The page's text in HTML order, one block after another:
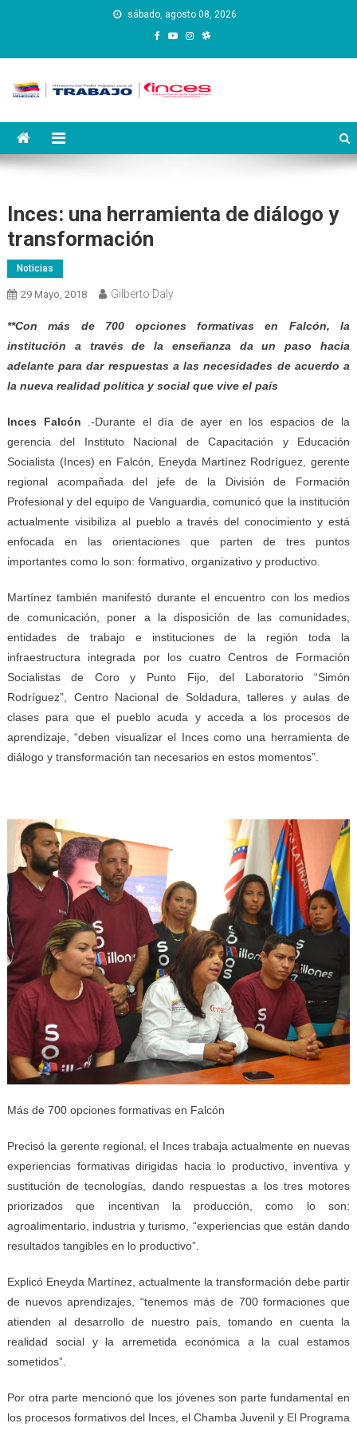
sábado, agosto 08, 2026
Instituto Nacional de
Capacitación y Educación
Inces: una herramienta de diálogo y
transformación
Noticias
29 Mayo, 2018 Gilberto Daly
**Con más de 700 opciones formativas en Falcón, la
institución a través de la enseñanza da un paso hacia
adelante para dar respuestas a las necesidades de acuerdo a
la nueva realidad política y social que vive el país
Inces Falcón
.-Durante el día de ayer en los espacios de la
gerencia del Instituto Nacional de Capacitación y Educación
Socialista (Inces) en Falcón, Eneyda Martínez Rodríguez, gerente
regional acompañada del jefe de la División de Formación
Profesional y del equipo de Vanguardia, comunicó que la institución
actualmente visibiliza al pueblo a través del conocimiento y está
enfocada en las orientaciones que parten de tres puntos
importantes como lo son: formativo, organizativo y productivo.
Martínez también manifestó durante el encuentro con los medios
de comunicación, poner a la disposición de las comunidades,
entidades de trabajo e instituciones de la región toda la
infraestructura integrada por los cuatro Centros de Formación
Socialistas de Coro y Punto Fijo, del Laboratorio “Simón
Rodríguez”, Centro Nacional de Soldadura, talleres y aulas de
clases para que el pueblo acuda y acceda a los procesos de
aprendizaje, “deben visualizar el Inces como una herramienta de
diálogo y transformación tan necesarios en estos momentos”.
Más de 700 opciones formativas en Falcón
Precisó la gerente regional, el Inces trabaja actualmente en nuevas
experiencias formativas dirigidas hacia lo productivo, inventiva y
sustitución de tecnologías, dando respuestas a los tres motores
priorizados que incentivan la producción, como lo son:
agroalimentario, industria y turismo, “experiencias que están dando
resultados tangibles en lo productivo”.
Explicó Eneyda Martínez, actualmente la transformación debe partir
de nuevos aprendizajes, “tenemos más de 700 formaciones que
atienden al desarrollo de nuestro país, tomando en cuenta la
realidad social y la arremetida económica a la cual estamos
sometidos”.
Por otra parte mencionó que los jóvenes son parte fundamental en
los procesos formativos del Inces, el Chamba Juvenil y El Programa